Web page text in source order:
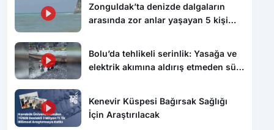
Zonguldak’ta denizde dalgaların
arasında zor anlar yaşayan 5 kişi
Bolu’da tehlikeli serinlik: Yasağa ve
elektrik akımına aldırış etmeden süs
Kenevir Küspesi Bağırsak Sağlığı
İçin Araştırılacak